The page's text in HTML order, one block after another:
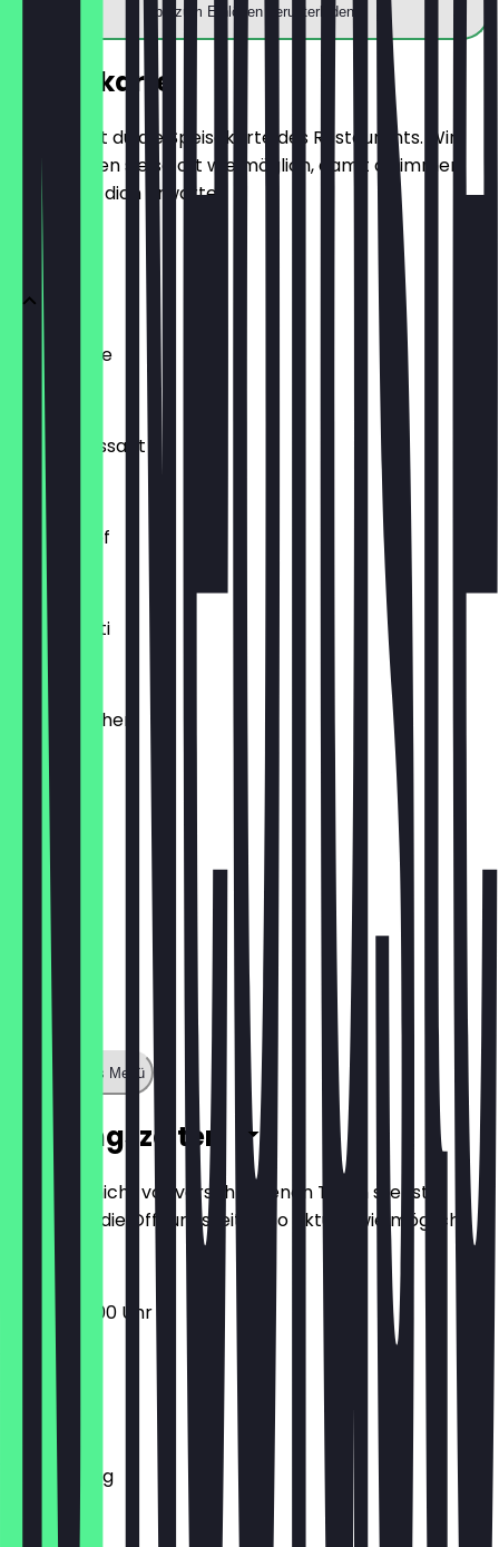
App zum Einlösen herunterladen
Speisekarte
Hier findest du die Speisekarte des Restaurants. Wir
aktualisieren sie so oft wie möglich, damit du immer
weißt, was dich erwartet.
BRÖTCHEN
Ofenfrische
0,54 €
Buttercroissant
1,80 €
Laugenzopf
Dinkelkrusti
Käsebrötchen
1,60 €
Zeige ganzes Menü
Öffnungszeiten
Damit du nicht vor verschlossenen Türen stehst,
halten wir die Öffnungszeiten so aktuell wie möglich.
06:30 - 18:00 Uhr
Montag
Dienstag
Mittwoch
Donnerstag
Freitag
Samstag